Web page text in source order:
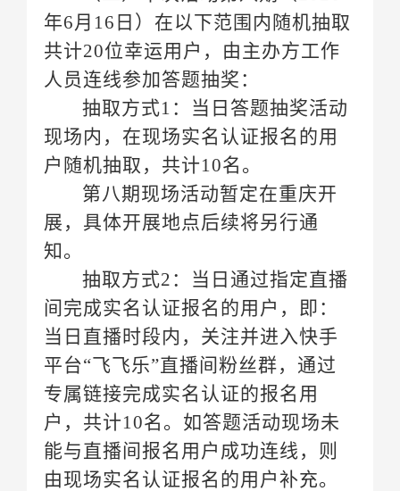
人员连线参加答题抽奖：
抽取方式
户随机抽取，共计10名。
知。
抽取方式
当日直播时段内，关注并进入快手
平台
由现场实名认证报名的用户补充。